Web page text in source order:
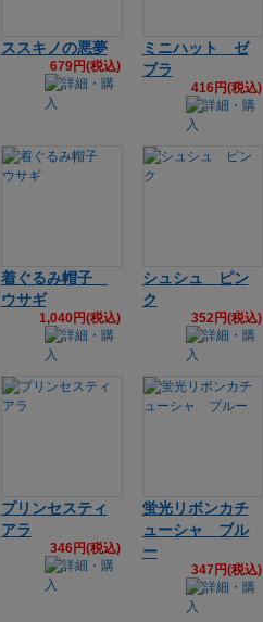
ススキノの悪夢
679円(税込)
ミニハット ゼ
ブラ
416円(税込)
着ぐるみ帽子
ウサギ
1,040円(税込)
シュシュ ピン
ク
352円(税込)
プリンセスティ
アラ
346円(税込)
蛍光リボンカチ
ューシャ ブル
ー
347円(税込)